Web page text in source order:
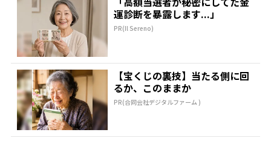
運診断を暴露します...」
PR(Il Sereno)
【宝くじの裏技】当たる側に回
るか、このままか
PR(合同会社デジタルファーム )